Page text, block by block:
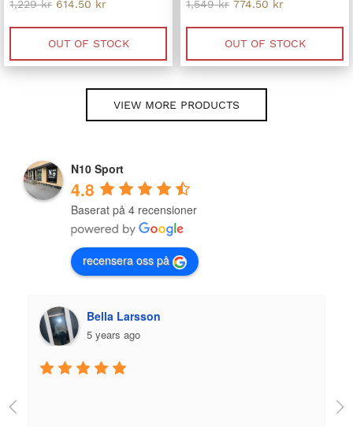
1,229kr Original
was:
1,229 kr.
614.50 krCurrent
is:
614.50 kr.
OUT OF STOCK
1,549kr Original
was:
1,549 kr.
774.50 krCurrent
is:
774.50 kr.
OUT OF STOCK
VIEW MORE PRODUCTS
N10 Sport
4.8
Baserat på 4 recensioner
recensera oss på
utrustning och skön person.